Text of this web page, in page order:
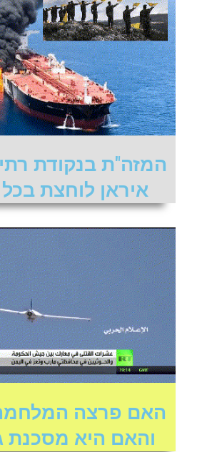
המזה"ת בנקודת
איראן לוחצת
האם פרצה
והאם היא מסכנת